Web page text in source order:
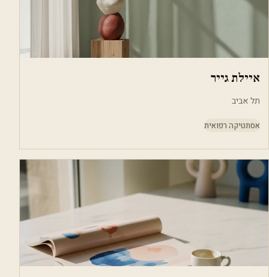
איילת גייר
תל אביב
אסתטיקה רפואית